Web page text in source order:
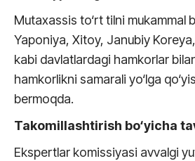
Mutaxassis to‘rt tilni mukammal
Yaponiya, Xitoy, Janubiy
kabi davlatlardagi hamkorlar
hamkorlikni samarali yo‘lga
bermoqda.
Takomillashtirish bo‘yicha
Ekspertlar komissiyasi avvalgi